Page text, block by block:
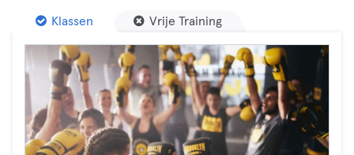
Klassen Vrije Training